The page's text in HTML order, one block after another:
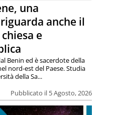
una
anche il
e
Pubblicato il 5 Agosto, 2026
Benin ed è sacerdote della
nord-est del Paese. Studia
della Sa...